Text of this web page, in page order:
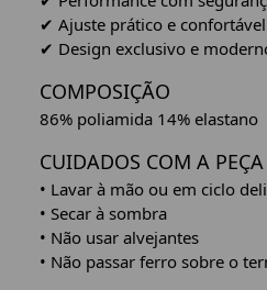
✔ Ajuste prático e confortável
✔ Design exclusivo e
COMPOSIÇÃO
86% poliamida 14% elastano
CUIDADOS COM A PEÇA
• Lavar à mão ou em ciclo
• Secar à sombra
• Não usar alvejantes
• Não passar ferro sobre o